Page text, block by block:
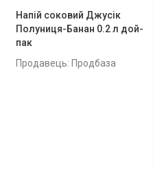
Напій соковий Джусік
Полуниця-Банан 0.2 л дой-
пак
Продавець: Продбаза